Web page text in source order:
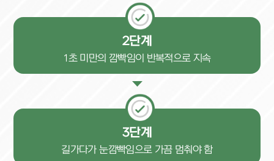
2단계
1초 미만의 깜빡임이 반복적으로 지속
3단계
길가다가 눈깜빡임으로 가끔 멈춰야 함